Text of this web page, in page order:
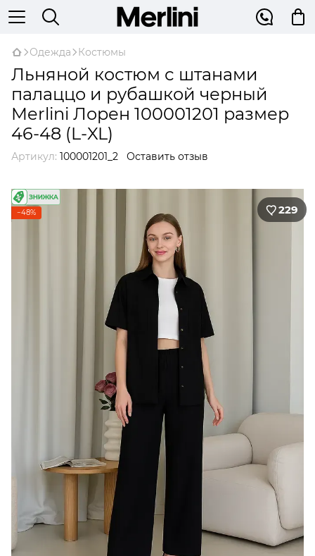
Одежда Костюмы
Льняной костюм с штанами
палаццо и рубашкой черный
Merlini Лорен 100001201 размер
46-48 (L-XL)
Артикул: 100001201_2 Оставить отзыв
−48% 229